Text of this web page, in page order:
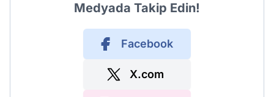
Medyada Takip Edin!
Facebook
X.com